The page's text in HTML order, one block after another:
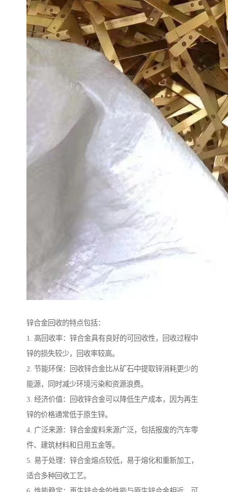
锌合金回收的特点包括：
1. 高回收率：锌合金具有良好的可回收性，回收过程中
锌的损失较少，回收率较高。
2. 节能环保：回收锌合金比从矿石中提取锌消耗更少的
能源，同时减少环境污染和资源浪费。
3. 经济价值：回收锌合金可以降低生产成本，因为再生
锌的价格通常低于原生锌。
4. 广泛来源：锌合金废料来源广泛，包括报废的汽车零
件、建筑材料和日用五金等。
5. 易于处理：锌合金熔点较低，易于熔化和重新加工，
适合多种回收工艺。